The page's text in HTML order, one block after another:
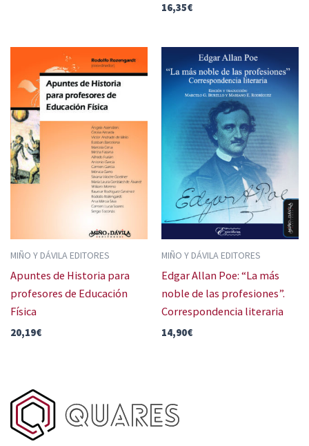
16,35€
MIÑO Y DÁVILA EDITORES
Apuntes de Historia para
profesores de Educación
Física
20,19€
MIÑO Y DÁVILA EDITORES
Edgar Allan Poe: “La más
noble de las profesiones”.
Correspondencia literaria
14,90€